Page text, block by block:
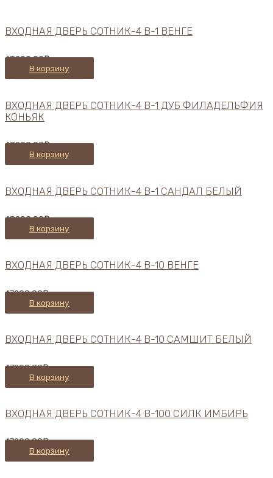
ВХОДНАЯ ДВЕРЬ СОТНИК-4 В-1 ВЕНГЕ
48200,00₽
В корзину
ВХОДНАЯ ДВЕРЬ СОТНИК-4 В-1 ДУБ ФИЛАДЕЛЬФИЯ
КОНЬЯК
48200,00₽
В корзину
ВХОДНАЯ ДВЕРЬ СОТНИК-4 В-1 САНДАЛ БЕЛЫЙ
48200,00₽
В корзину
ВХОДНАЯ ДВЕРЬ СОТНИК-4 В-10 ВЕНГЕ
47200,00₽
В корзину
ВХОДНАЯ ДВЕРЬ СОТНИК-4 В-10 САМШИТ БЕЛЫЙ
47200,00₽
В корзину
ВХОДНАЯ ДВЕРЬ СОТНИК-4 В-100 СИЛК ИМБИРЬ
47200,00₽
В корзину